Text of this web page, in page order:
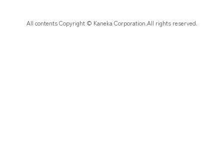
All contents Copyright © Kaneka Corporation.All rights reserved.